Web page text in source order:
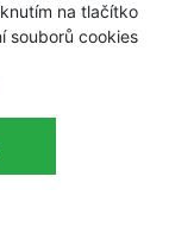
na tlačítko
souborů cookies
40 Exclusive -
80 Exclusive -